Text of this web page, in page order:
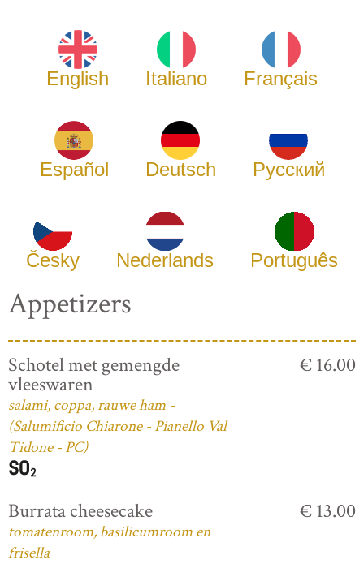
English Italiano Français
Español Deutsch Русский
Česky Nederlands Português
Appetizers
Schotel met gemengde
vleeswaren
salami, coppa, rauwe ham -
(Salumificio Chiarone - Pianello Val
Tidone - PC)
€ 16.00
Burrata cheesecake
tomatenroom, basilicumroom en
frisella
€ 13.00